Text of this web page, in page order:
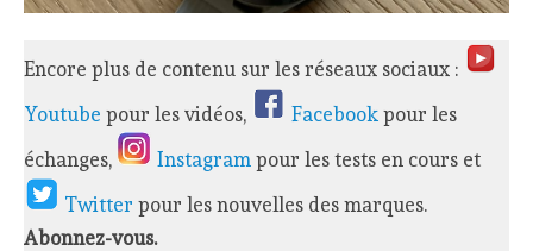
Encore plus de contenu sur les réseaux sociaux :
Youtube pour les vidéos, Facebookpour les
échanges,
Instagrampour les tests en cours et
Twitterpour les nouvelles des marques.
Abonnez-vous.